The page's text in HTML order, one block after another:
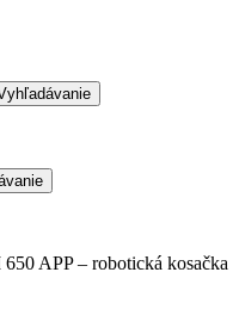
APP – robotická kosačka